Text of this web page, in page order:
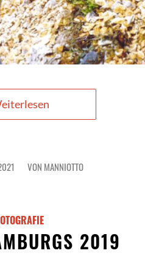
VON MANNIOTTO
2019